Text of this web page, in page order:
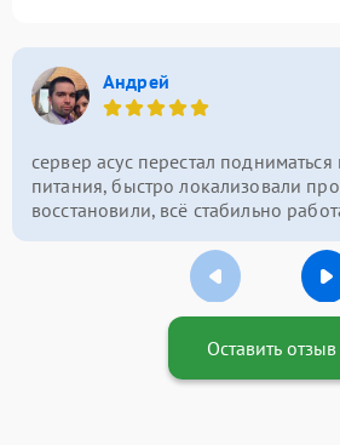
Андрей
сервер асус перестал подниматься
питания, быстро локализовали
восстановили, всё стабильно
Оставить отзыв